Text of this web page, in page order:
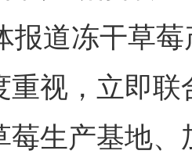
报道冻干草
重视，立即
莓生产基地